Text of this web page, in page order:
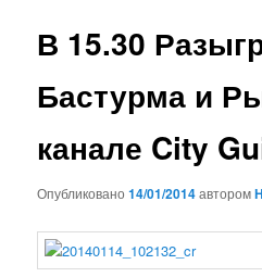
В 15.30
Бастурма и
канале City
Опубликовано14/01/2014автором